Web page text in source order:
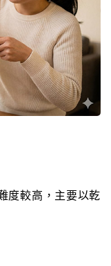
度較高，主要以乾